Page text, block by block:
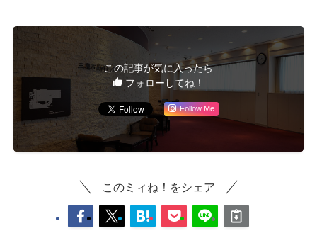
この記事が気に入ったら
フォローしてね！
Follow Me
このミィね！をシェア